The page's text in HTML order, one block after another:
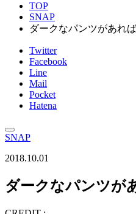
TOP
SNAP
ダークなパンツがあれ
Twitter
Facebook
Line
Mail
Pocket
Hatena
SNAP
2018.10.01
ダークなパンツが